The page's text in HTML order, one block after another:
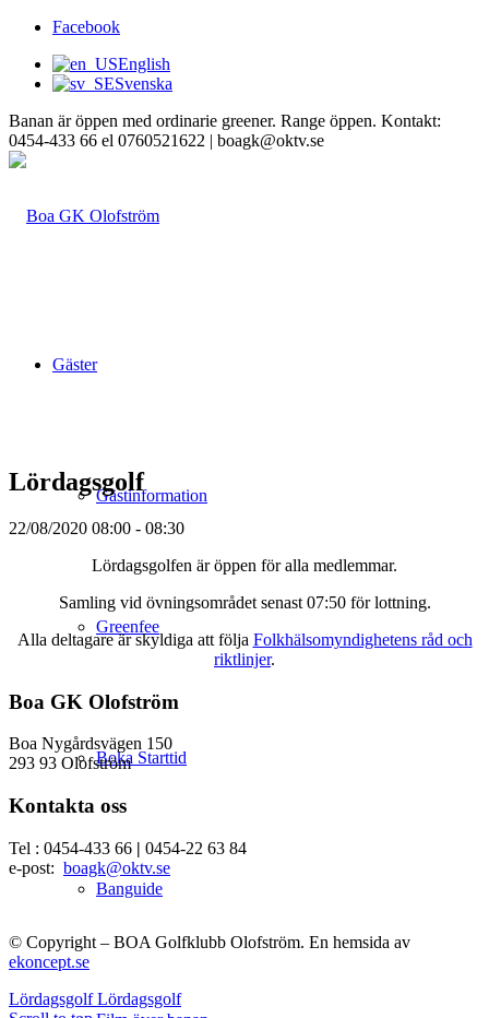
Facebook
English
Svenska
Banan är öppen med ordinarie greener. Range öppen. Kontakt:
0454-433 66 el 0760521622 | boagk@oktv.se
Gäster
Gästinformation
Greenfee
Boka Starttid
Banguide
Lördagsgolf
22/08/2020 08:00 - 08:30
Lördagsgolfen är öppen för alla medlemmar.
Samling vid övningsområdet senast 07:50 för lottning.
Alla deltagare är skyldiga att följa Folkhälsomyndighetens råd och
riktlinjer.
Boa GK Olofström
Boa Nygårdsvägen 150
293 93 Olofström
Kontakta oss
Tel : 0454-433 66 | 0454-22 63 84
e-post: boagk@oktv.se
© Copyright – BOA Golfklubb Olofström. En hemsida av
ekoncept.se
Lördagsgolf Lördagsgolf